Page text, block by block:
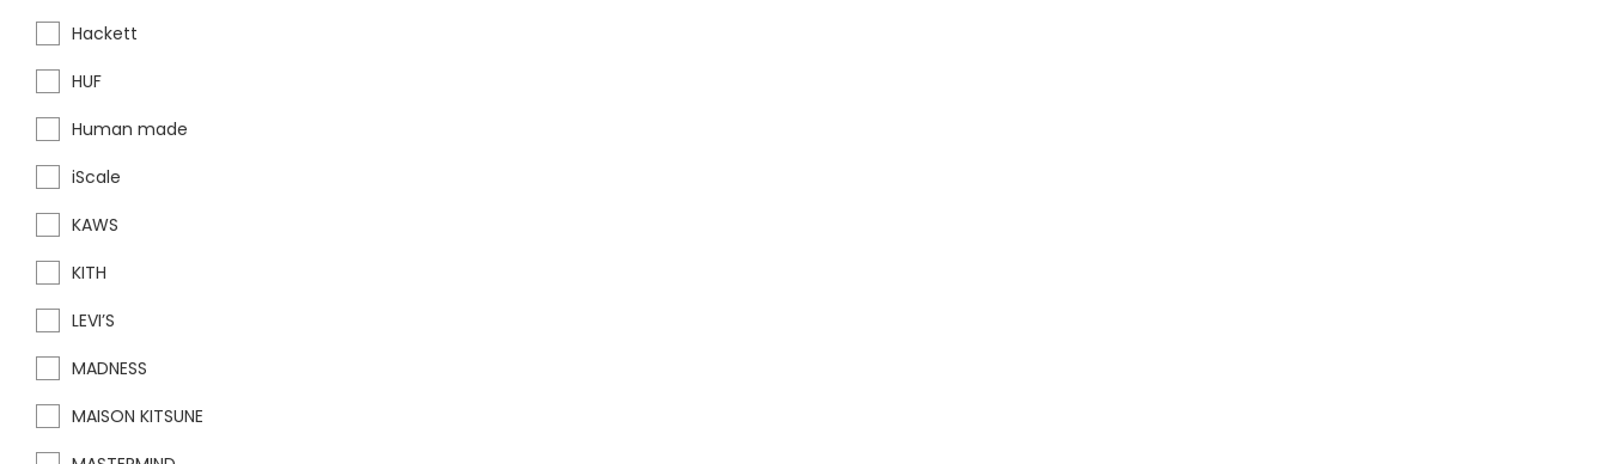
Hackett
HUF
Human made
iScale
KAWS
KITH
LEVI’S
MADNESS
MAISON KITSUNE